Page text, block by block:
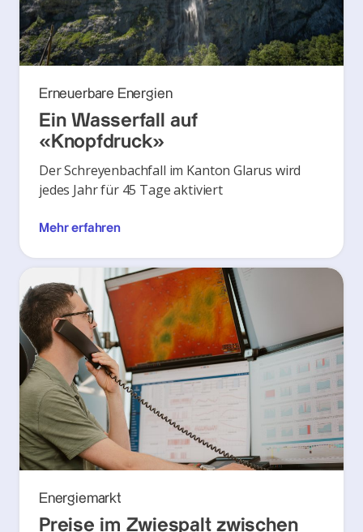
Erneuerbare Energien
Ein Wasserfall auf
«Knopfdruck»
Der Schreyenbachfall im Kanton Glarus wird
jedes Jahr für 45 Tage aktiviert
Mehr erfahren
Energiemarkt
Preise im Zwiespalt zwischen